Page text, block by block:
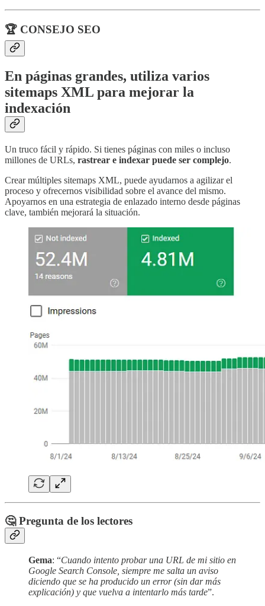
🏆 CONSEJO SEO
En páginas grandes, utiliza varios
sitemaps XML para mejorar la
indexación
Un truco fácil y rápido. Si tienes páginas con miles o incluso
millones de URLs, rastrear e indexar puede ser complejo.
Crear múltiples sitemaps XML, puede ayudarnos a agilizar el
proceso y ofrecernos visibilidad sobre el avance del mismo.
Apoyarnos en una estrategia de enlazado interno desde páginas
clave, también mejorará la situación.
🤔 Pregunta de los lectores
Gema: “Cuando intento probar una URL de mi sitio en
Google Search Console, siempre me salta un aviso
diciendo que se ha producido un error (sin dar más
explicación) y que vuelva a intentarlo más tarde”.